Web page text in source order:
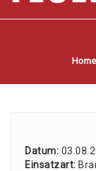
Home
Datum:
Ein­satz­art: